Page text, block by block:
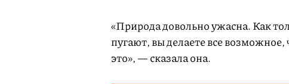
«Природа довольно ужасна. Как
пугают, вы делаете все
это», — сказала она.